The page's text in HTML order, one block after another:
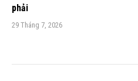
phải
29 Tháng 7, 2026